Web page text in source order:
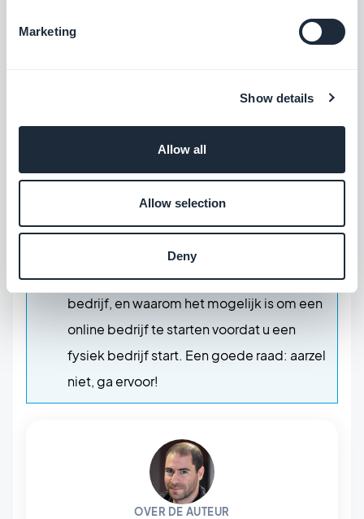
Marketing
Show details
Allow all
Allow selection
Deny
klanten met GoodBarber op verschillende
manieren direct online betalen via uw app.
valuta's en betalingsgatewaysvoor meer
is dat zelfs kinderen het kunnen!
Uw ondernemersopdracht is onderweg,
maar u vraagt zich afwat er eerst komt: het
Bedrijf of Mijn App?Ontdek waarom het
maken van een app een essentieel
onderdeel is van het opzetten van een
bedrijf, en waarom het mogelijk is om een
online bedrijf te starten voordat u een
fysiek bedrijf start. Een goede raad: aarzel
niet, ga ervoor!
OVER DE AUTEUR